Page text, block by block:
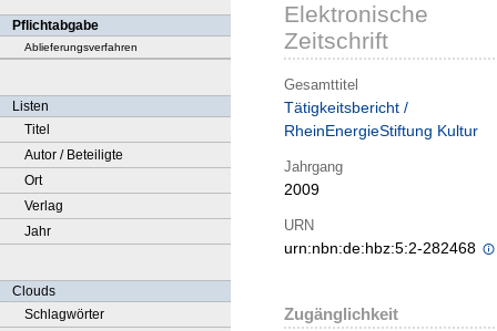
Pflichtabgabe
Ablieferungsverfahren
Listen
Titel
Autor / Beteiligte
Ort
Verlag
Jahr
Clouds
Schlagwörter
Elektronische
Zeitschrift
Gesamttitel
Tätigkeitsbericht /
RheinEnergieStiftung Kultur
Jahrgang
2009
URN
urn:nbn:de:hbz:5:2-282468
Zugänglichkeit